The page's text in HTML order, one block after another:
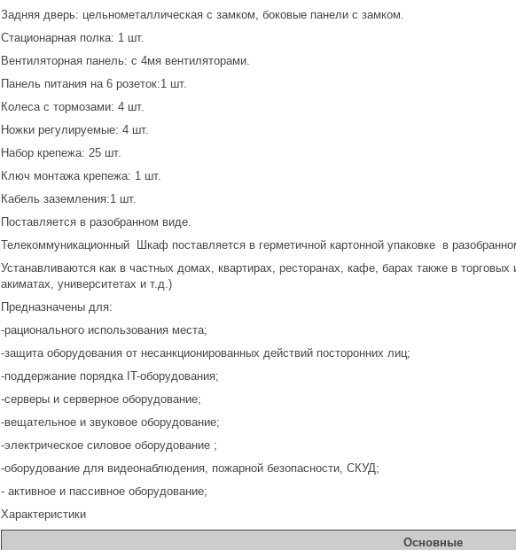
Задняя дверь: цельнометаллическая с замком, боковые панели с замком.
Стационарная полка: 1 шт.
Вентиляторная панель: с 4мя вентиляторами.
Панель питания на 6 розеток:1 шт.
Колеса с тормозами: 4 шт.
Ножки регулируемые: 4 шт.
Набор крепежа: 25 шт.
Ключ монтажа крепежа: 1 шт.
Кабель заземления:1 шт.
Поставляется в разобранном виде.
Телекоммуникационный Шкаф поставляется в герметичной картонной упаковке в
Устанавливаются как в частных домах, квартирах, ресторанах, кафе, барах также в
акиматах, университетах и т.д.)
Предназначены для:
-рационального использования места;
-защита оборудования от несанкционированных действий посторонних лиц;
-поддержание порядка IT-оборудования;
-серверы и серверное оборудование;
-вещательное и звуковое оборудование;
-электрическое силовое оборудование ;
-оборудование для видеонаблюдения, пожарной безопасности, СКУД;
- активное и пассивное оборудование;
Характеристики
Основные